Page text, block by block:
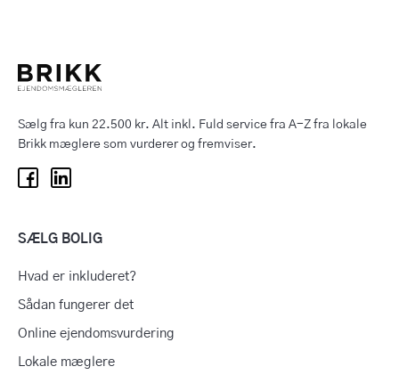
Sælg fra kun 22.500 kr. Alt inkl. Fuld service fra A-Z fra lokale
Brikk mæglere som vurderer og fremviser.
SÆLG BOLIG
Hvad er inkluderet?
Sådan fungerer det
Online ejendomsvurdering
Lokale mæglere